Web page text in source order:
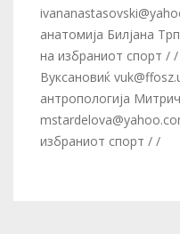
анатомија Билјана
на избраниот спорт /
Вуксановиќ
антропологија
избраниот спорт / /